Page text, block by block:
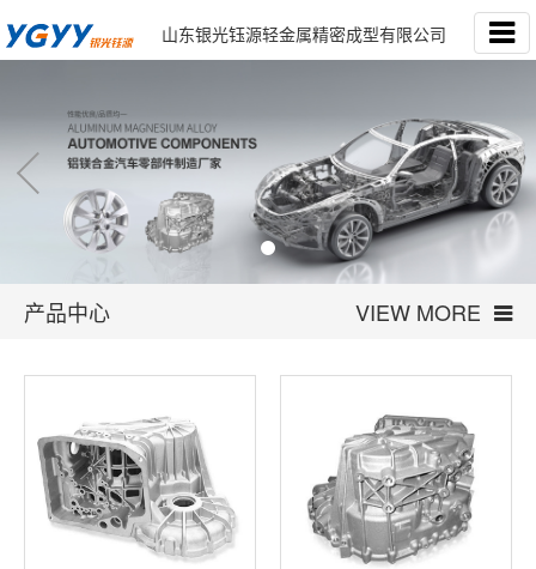
山东银光钰源轻金属精密成型有限公司
产品中心 VIEW MORE